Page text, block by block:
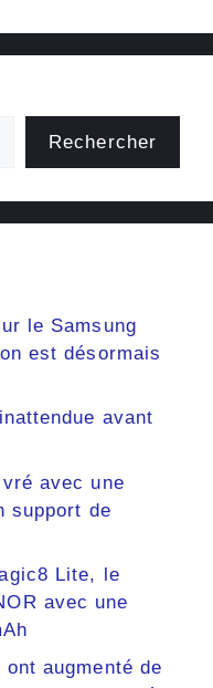
Rechercher
le Samsung
est désormais
avant
avec une
support de
Lite, le
avec une
augmenté de